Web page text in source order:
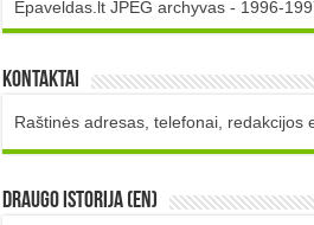
Epaveldas.lt JPEG archyvas - 1996-
Kontaktai
Raštinės adresas, telefonai, redakcijos
DRAUGO istorija (EN)